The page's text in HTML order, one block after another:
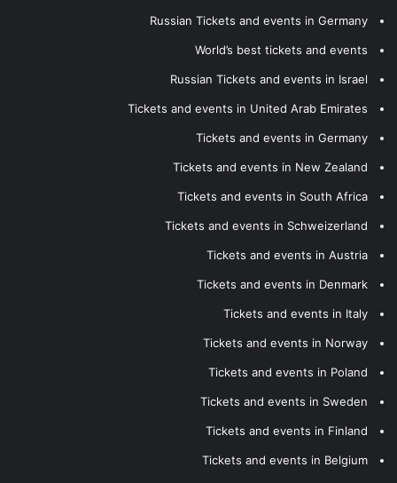
Russian Tickets and events in Germany
World’s best tickets and events
Russian Tickets and events in Israel
Tickets and events in United Arab Emirates
Tickets and events in Germany
Tickets and events in New Zealand
Tickets and events in South Africa
Tickets and events in Schweizerland
Tickets and events in Austria
Tickets and events in Denmark
Tickets and events in Italy
Tickets and events in Norway
Tickets and events in Poland
Tickets and events in Sweden
Tickets and events in Finland
Tickets and events in Belgium